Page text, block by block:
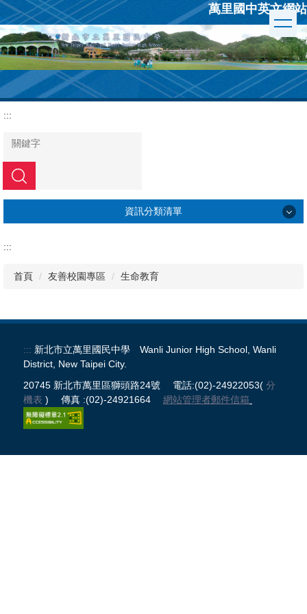
跳
到
主
要
容
區
萬里國中英文網站
:::
搜尋
資訊分類清單
行政組織
公開授課
處室表單區
正常教學專區
:::
首頁 友善校園專區 生命教育
::: 新北市立萬里國民中學 Wanli Junior High School, Wanli
District, New Taipei City.
20745 新北市萬里區獅頭路24號 電話:(02)-24922053( 分
機表 ) 傳真 :(02)-24921664 網站管理者郵件信箱